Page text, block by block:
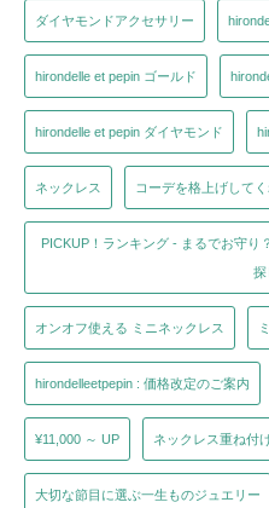
ダイヤモンドアクセサリー
hirondelle et pepin ゴールド
hirondelle et pepin ダイヤモンド
ネックレス コーデを格上げして
PICKUP！ランキング - まるでお守り
探
オンオフ使える ミニネックレス
hirondelleetpepin : 価格改定のご案内
¥11,000 ～ UP ネックレス重ね付
大切な節目に選ぶ一生ものジュエリー